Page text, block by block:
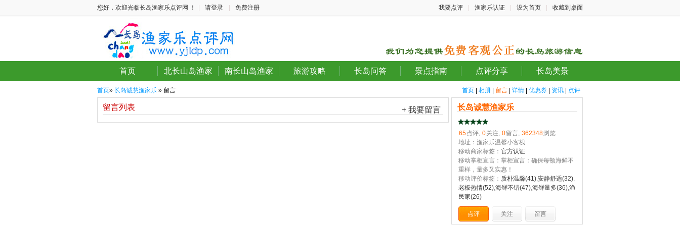
您好，欢迎光临长岛渔家乐点评网 ！ 请登录 免费注册 我要点评 渔家乐认证 设为首页 收藏到桌面
首页 北长山岛渔家 南长山岛渔家 旅游攻略 长岛问答 景点指南 点评分享 长岛美景
首页 相册 留言 详情 优惠券 资讯 点评
首页» 长岛诚慧渔家乐 » 留言
+ 我要留言
留言列表 长岛诚慧渔家乐
65点评, 0关注, 0留言, 362348浏览
地址：渔家乐温馨小客栈
移动商家标签： 官方认证
移动掌柜宣言：掌柜宣言：确保每顿海鲜不
重样，量多又实惠！
移动评价标签： 质朴温馨(41),安静舒适(32),
老板热情(52),海鲜不错(47),海鲜量多(36),渔
民家(26)
点评 关注 留言